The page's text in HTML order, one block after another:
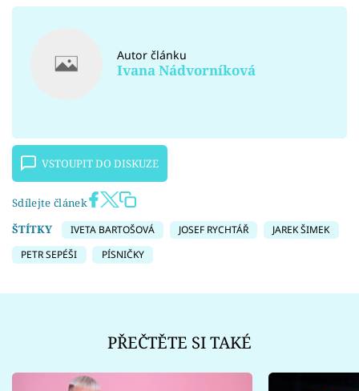
Autor článku
Ivana Nádvorníková
VSTOUPIT DO DISKUZE
Sdílejte článek
ŠTÍTKY
IVETA BARTOŠOVÁ JOSEF RYCHTÁŘ
JAREK ŠIMEK
PETR SEPÉŠI
PÍSNIČKY
PŘEČTĚTE SI TAKÉ